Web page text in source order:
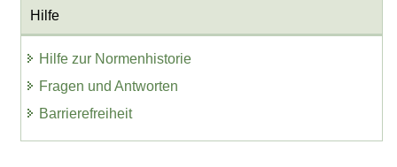
Hilfe
Hilfe zur Normenhistorie
Fragen und Antworten
Barrierefreiheit